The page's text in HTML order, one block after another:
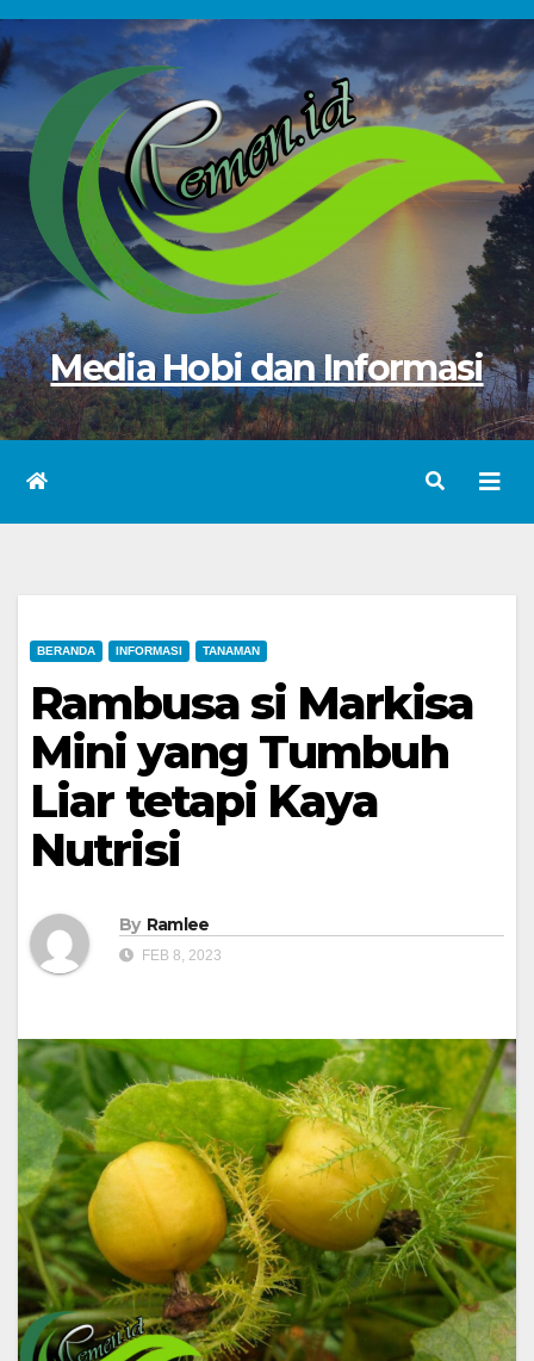
Skip
to
content
Media Hobi dan Informasi
BERANDA INFORMASI TANAMAN
Rambusa si Markisa
Mini yang Tumbuh
Liar tetapi Kaya
Nutrisi
By Ramlee
FEB 8, 2023